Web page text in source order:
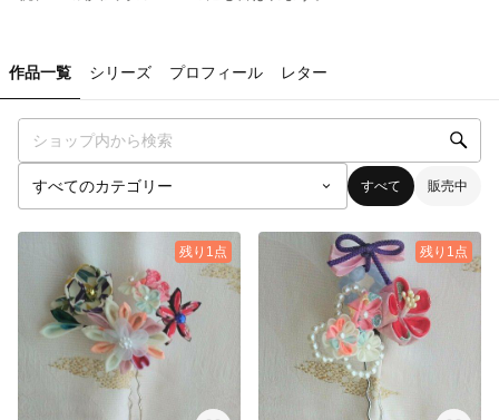
作品一覧 シリーズ プロフィール レター
すべて 販売中
残り1点 残り1点